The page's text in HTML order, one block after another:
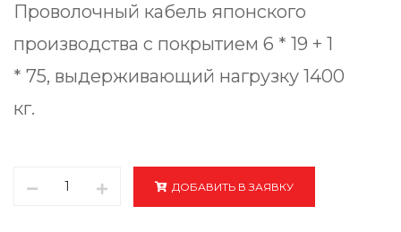
Проволочный кабель японского
производства с покрытием 6 * 19 + 1
* 75, выдерживающий нагрузку 1400
кг.
1 ДОБАВИТЬ В ЗАЯВКУ